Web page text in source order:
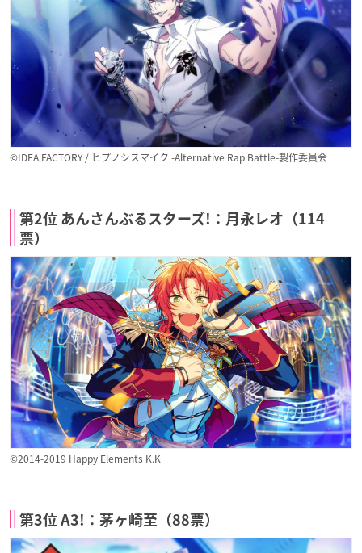
©︎IDEA FACTORY / ヒプノシスマイク -Alternative Rap Battle-製作委員会
第2位 あんさんぶるスターズ!：月永レオ（114
票）
©2014-2019 Happy Elements K.K
第3位 A3!：茅ヶ崎至（88票）